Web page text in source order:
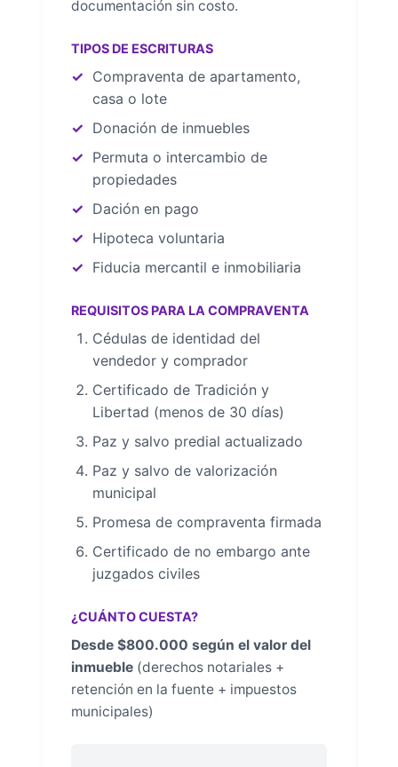
documentación sin costo.
TIPOS DE ESCRITURAS
Compraventa de apartamento,
casa o lote
Donación de inmuebles
Permuta o intercambio de
propiedades
Dación en pago
Hipoteca voluntaria
Fiducia mercantil e inmobiliaria
REQUISITOS PARA LA COMPRAVENTA
Cédulas de identidad del
vendedor y comprador
Certificado de Tradición y
Libertad (menos de 30 días)
Paz y salvo predial actualizado
Paz y salvo de valorización
municipal
Promesa de compraventa firmada
Certificado de no embargo ante
juzgados civiles
¿CUÁNTO CUESTA?
Desde $800.000 según el valor del
inmueble (derechos notariales +
retención en la fuente + impuestos
municipales)